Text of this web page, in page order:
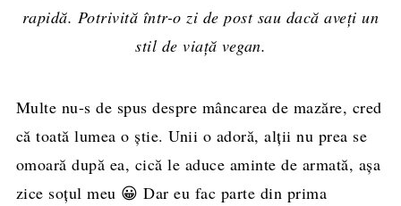
rapidă. Potrivită într-o zi de post sau dacă aveți un
stil de viață vegan.
Multe nu-s de spus despre mâncarea de mazăre, cred
că toată lumea o ştie. Unii o adoră, alţii nu prea se
omoară după ea, cică le aduce aminte de armată, aşa
zice soţul meu 😀 Dar eu fac parte din prima